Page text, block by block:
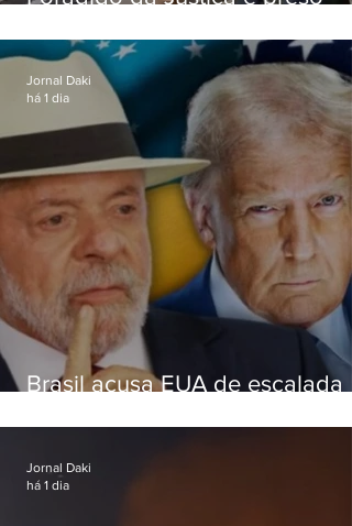
RJ-106, em Maricá
Brasil acusa EUA de escalada
embaixadora
Jornal Daki
há 1 dia
Jornal Daki
há 1 dia